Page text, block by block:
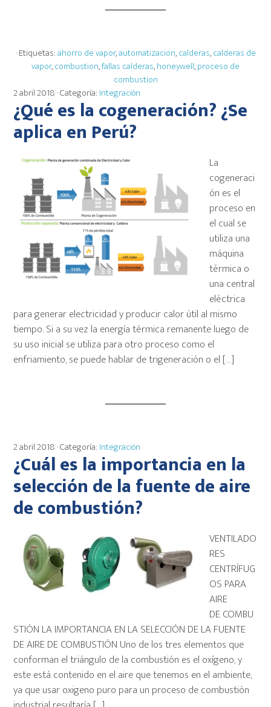
· Etiquetas:ahorro de vapor,automatizacion,calderas,calderas de
vapor,combustion,fallas calderas,honeywell,proceso de
combustion
2 abril 2018· Categoría: Integración
¿Qué es la cogeneración? ¿Se
aplica en Perú?
La
cogeneraci
ón es el
proceso en
el cual se
utiliza una
máquina
térmica o
una central
eléctrica
para generar electricidad y producir calor útil al mismo
tiempo. Si a su vez la energía térmica remanente luego de
su uso inicial se utiliza para otro proceso como el
enfriamiento, se puede hablar de trigeneración o el […]
2 abril 2018· Categoría: Integración
¿Cuál es la importancia en la
selección de la fuente de aire
de combustión?
VENTILADO
RES
CENTRÍFUG
OS PARA
AIRE
DE COMBU
STIÓN LA IMPORTANCIA EN LA SELECCIÓN DE LA FUENTE
DE AIRE DE COMBUSTIÓN Uno de los tres elementos que
conforman el triángulo de la combustión es el oxígeno, y
este está contenido en el aire que tenemos en el ambiente,
ya que usar oxigeno puro para un proceso de combustión